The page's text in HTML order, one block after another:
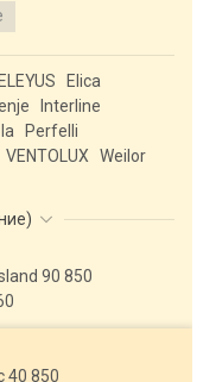
ELEYUS
Elica
Interline
Perfelli
VENTOLUX
Weilor
)
90 850
40 850